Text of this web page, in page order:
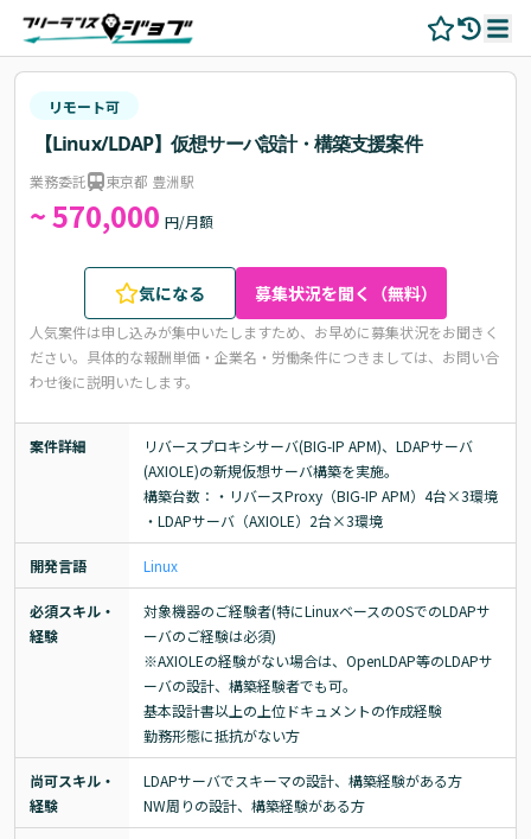
リモート可
【Linux/LDAP】仮想サーバ設計・構築支援案件
業務委託 東京都 豊洲駅
~ 570,000 円/月額
気になる 募集状況を聞く（無料）
人気案件は申し込みが集中いたしますため、お早めに募集状況をお聞きく
ださい。 具体的な報酬単価・企業名・労働条件につきましては、お問い合
わせ後に説明いたします。
案件詳細
リバースプロキシサーバ(BIG-IP APM)、LDAPサーバ
(AXIOLE)の新規仮想サーバ構築を実施。
構築台数：・リバースProxy（BIG-IP APM）4台×3環境
・LDAPサーバ（AXIOLE）2台×3環境
開発言語 Linux
必須スキル・
経験
対象機器のご経験者(特にLinuxベースのOSでのLDAPサ
ーバのご経験は必須)
※AXIOLEの経験がない場合は、OpenLDAP等のLDAPサ
ーバの設計、構築経験者でも可。
基本設計書以上の上位ドキュメントの作成経験
勤務形態に抵抗がない方
尚可スキル・
経験
LDAPサーバでスキーマの設計、構築経験がある方
NW周りの設計、構築経験がある方